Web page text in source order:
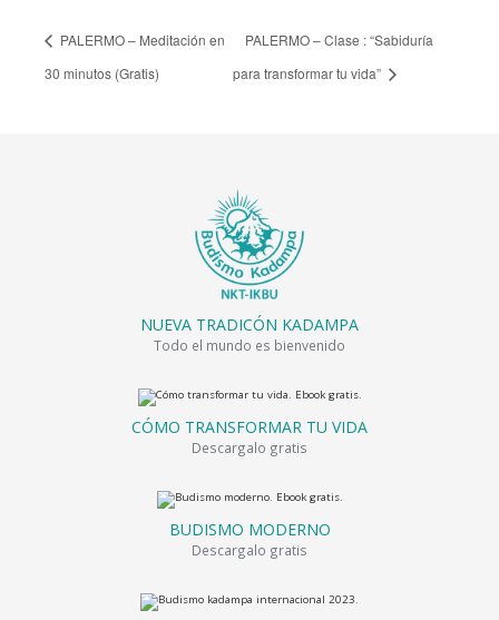
PALERMO – Meditación en
30 minutos (Gratis)
PALERMO – Clase : “Sabiduría
para transformar tu vida”
NUEVA TRADICÓN KADAMPA
Todo el mundo es bienvenido
CÓMO TRANSFORMAR TU VIDA
Descargalo gratis
BUDISMO MODERNO
Descargalo gratis